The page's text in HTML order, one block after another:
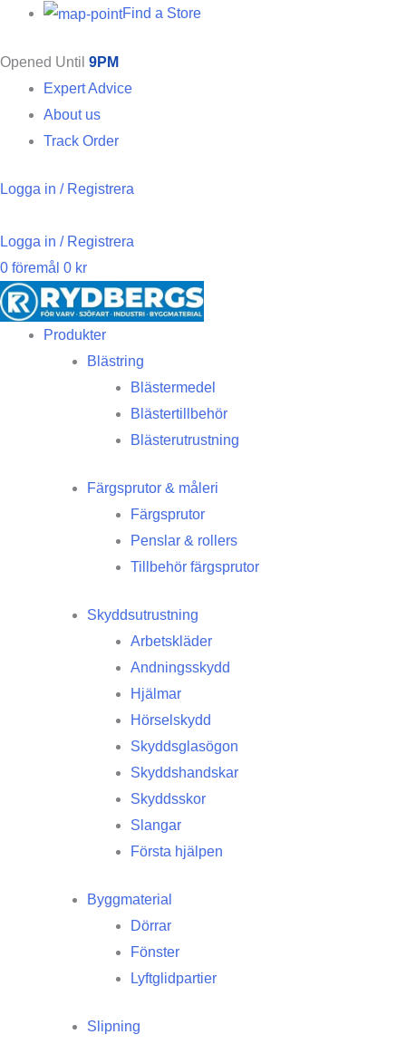
Find a Store
Opened Until 9PM
Expert Advice
About us
Track Order
Logga in / Registrera
Logga in / Registrera
0 föremål 0 kr
Produkter
Blästring
Blästermedel
Blästertillbehör
Blästerutrustning
Färgsprutor & måleri
Färgsprutor
Penslar & rollers
Tillbehör färgsprutor
Skyddsutrustning
Arbetskläder
Andningsskydd
Hjälmar
Hörselskydd
Skyddsglasögon
Skyddshandskar
Skyddsskor
Slangar
Första hjälpen
Byggmaterial
Dörrar
Fönster
Lyftglidpartier
Slipning